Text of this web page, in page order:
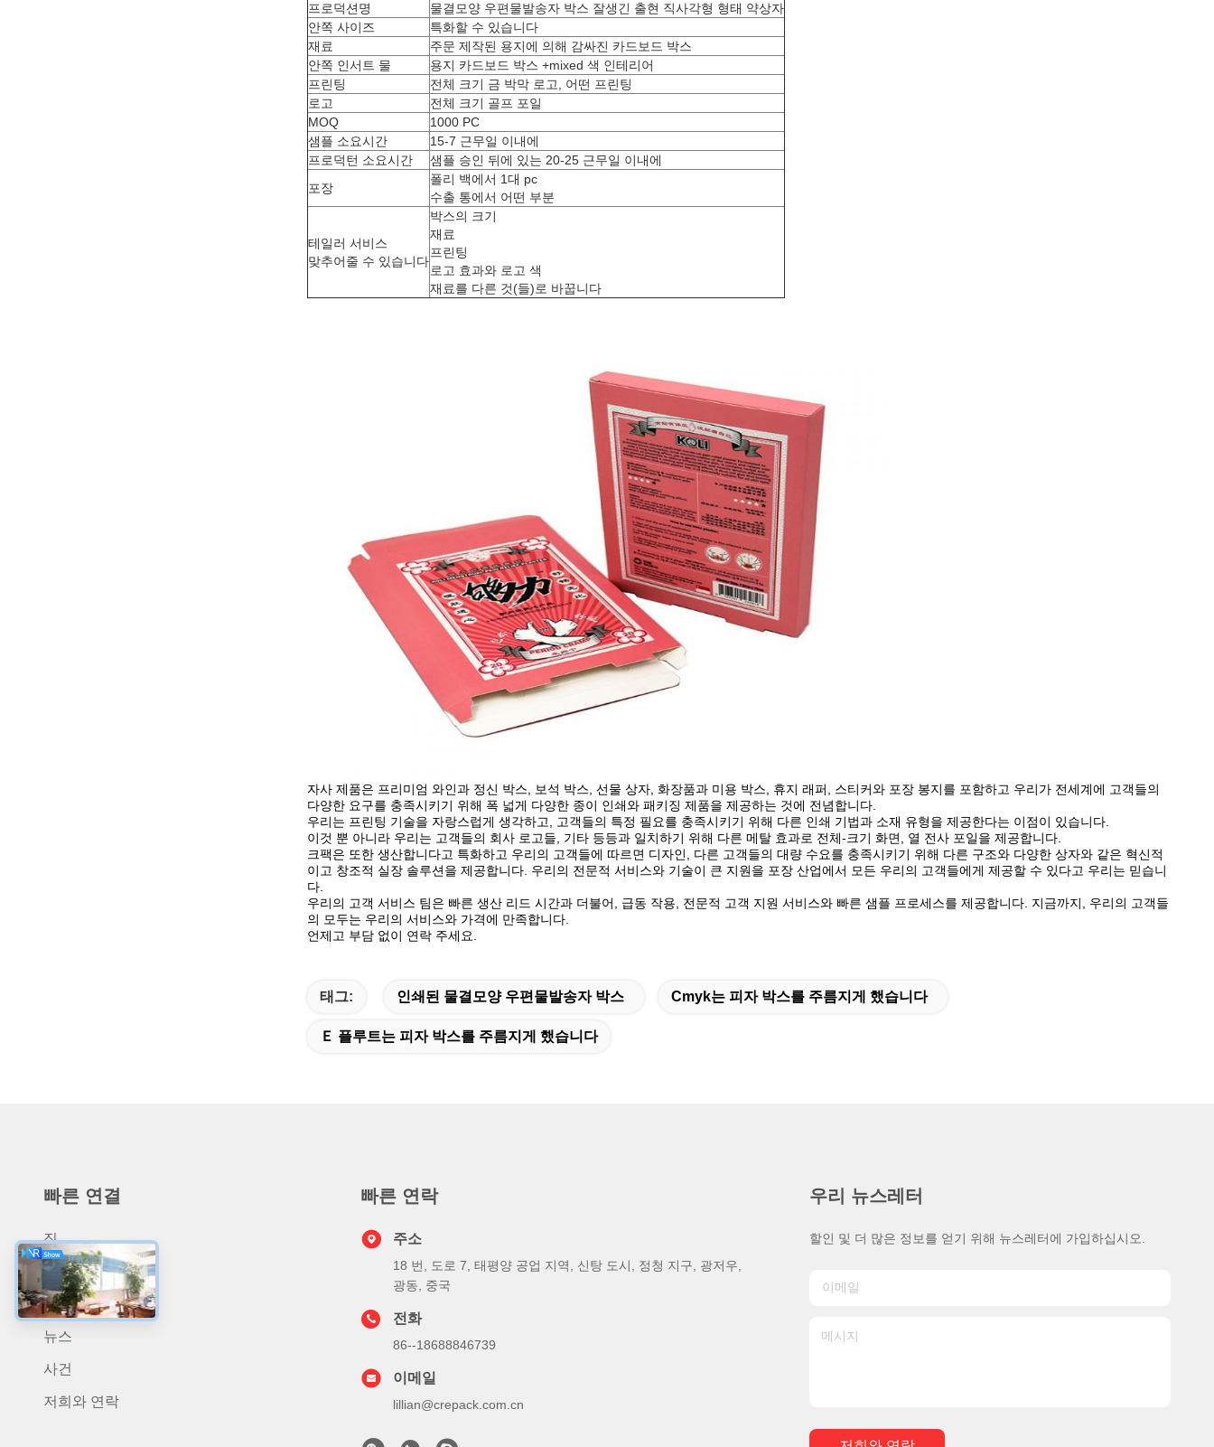
프로덕션명
물결모양 우편물발송자 박스 잘생긴 출현 직사각형 형태 약상자
안쪽 사이즈
특화할 수 있습니다
재료
주문 제작된 용지에 의해 감싸진 카드보드 박스
안쪽 인서트 물
용지 카드보드 박스 +mixed 색 인테리어
프린팅
전체 크기 금 박막 로고, 어떤 프린팅
로고
전체 크기 골프 포일
MOQ
1000 PC
샘플 소요시간
15-7 근무일 이내에
프로덕턴 소요시간
샘플 승인 뒤에 있는 20-25 근무일 이내에
포장
폴리 백에서 1대 pc
수출 통에서 어떤 부분
테일러 서비스
맞추어줄 수 있습니다
박스의 크기
재료
프린팅
로고 효과와 로고 색
재료를 다른 것(들)로 바꿉니다
자사 제품은 프리미엄 와인과 정신 박스, 보석 박스, 선물 상자, 화장품과 미용 박스, 휴지 래퍼, 스티커와 포장 봉지를 포함하고 우리가 전세계에 고객들의
다양한 요구를 충족시키기 위해 폭 넓게 다양한 종이 인쇄와 패키징 제품을 제공하는 것에 전념합니다.
우리는 프린팅 기술을 자랑스럽게 생각하고, 고객들의 특정 필요를 충족시키기 위해 다른 인쇄 기법과 소재 유형을 제공한다는 이점이 있습니다.
이것 뿐 아니라 우리는 고객들의 회사 로고들, 기타 등등과 일치하기 위해 다른 메탈 효과로 전체-크기 화면, 열 전사 포일을 제공합니다.
크팩은 또한 생산합니다고 특화하고 우리의 고객들에 따르면 디자인, 다른 고객들의 대량 수요를 충족시키기 위해 다른 구조와 다양한 상자와 같은 혁신적
이고 창조적 실장 솔루션을 제공합니다. 우리의 전문적 서비스와 기술이 큰 지원을 포장 산업에서 모든 우리의 고객들에게 제공할 수 있다고 우리는 믿습니
다.
우리의 고객 서비스 팀은 빠른 생산 리드 시간과 더불어, 급동 작용, 전문적 고객 지원 서비스와 빠른 샘플 프로세스를 제공합니다. 지금까지, 우리의 고객들
의 모두는 우리의 서비스와 가격에 만족합니다.
언제고 부담 없이 연락 주세요.
태그: 인쇄된 물결모양 우편물발송자 박스 Cmyk는 피자 박스를 주름지게 했습니다
Ｅ 플루트는 피자 박스를 주름지게 했습니다
빠른 연결
집
상품
우리 에 관한 것
뉴스
사건
저희와 연락
빠른 연락
주소
18 번, 도로 7, 태평양 공업 지역, 신탕 도시, 정청 지구, 광저우,
광동, 중국
전화
86--18688846739
이메일
lillian@crepack.com.cn
우리 뉴스레터
할인 및 더 많은 정보를 얻기 위해 뉴스레터에 가입하십시오.